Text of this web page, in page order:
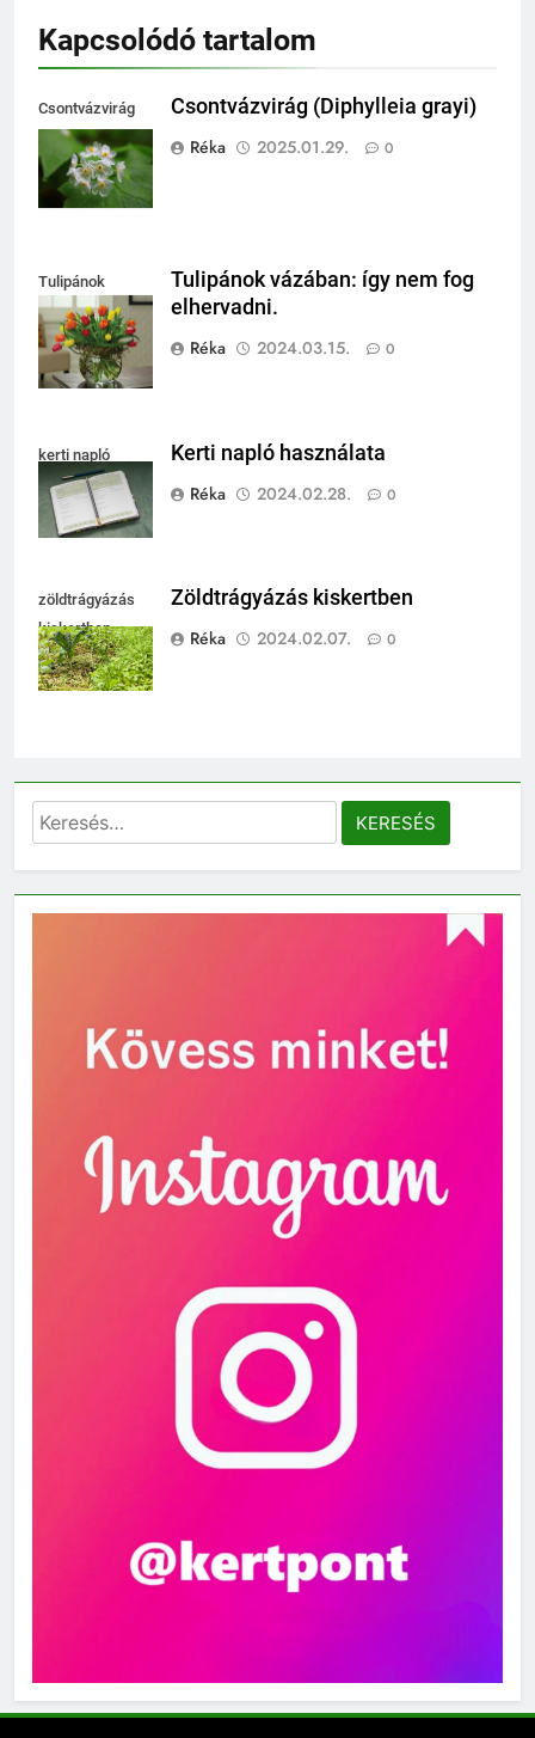
Kapcsolódó tartalom
Csontvázvirág
(Diphylleia grayi)
Csontvázvirág (Diphylleia grayi)
Réka
2025.01.29. 0
Tulipánok
vázában
Tulipánok vázában: így nem fog
elhervadni.
Réka
2024.03.15. 0
kerti napló
Kerti napló használata
Réka
2024.02.28. 0
zöldtrágyázás
kiskertben
Zöldtrágyázás kiskertben
Réka
2024.02.07. 0
Keresés: